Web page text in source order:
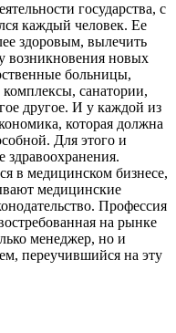
государства, с
каждый человек. Ее
здоровым, вылечить
возникновения новых
больницы,
санатории,
другое. И у каждой из
которая должна
Для этого и
здравоохранения.
в медицинском бизнесе,
медицинские
Профессия
на рынке
менеджер, но и
переучившийся на эту